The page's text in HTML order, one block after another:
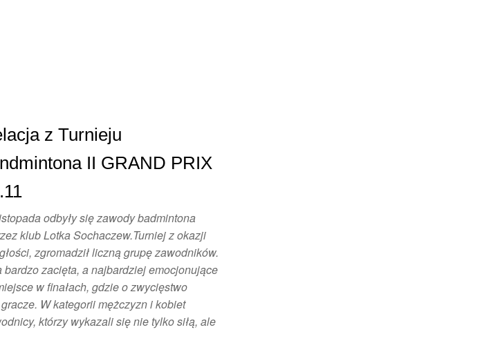
z Turnieju
II GRAND PRIX
odbyły się zawody badmintona
klub Lotka Sochaczew.Turniej z okazji
zgromadził liczną grupę zawodników.
bardzo zacięta, a najbardziej emocjonujące
w finałach, gdzie o zwycięstwo
W kategorii mężczyzn i kobiet
którzy wykazali się nie tylko siłą, ale